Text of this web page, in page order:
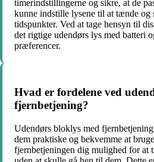
timerindstillingerne og sikre, at de
kunne indstille lysene til at tænde og
tidspunkter. Ved at tage hensyn til
det rigtige udendørs lys med batteri
præferencer.
Hvad er fordelene ved
fjernbetjening?
Udendørs bloklys med
dem praktiske og bekvemme at
fjernbetjeningen dig mulighed for at